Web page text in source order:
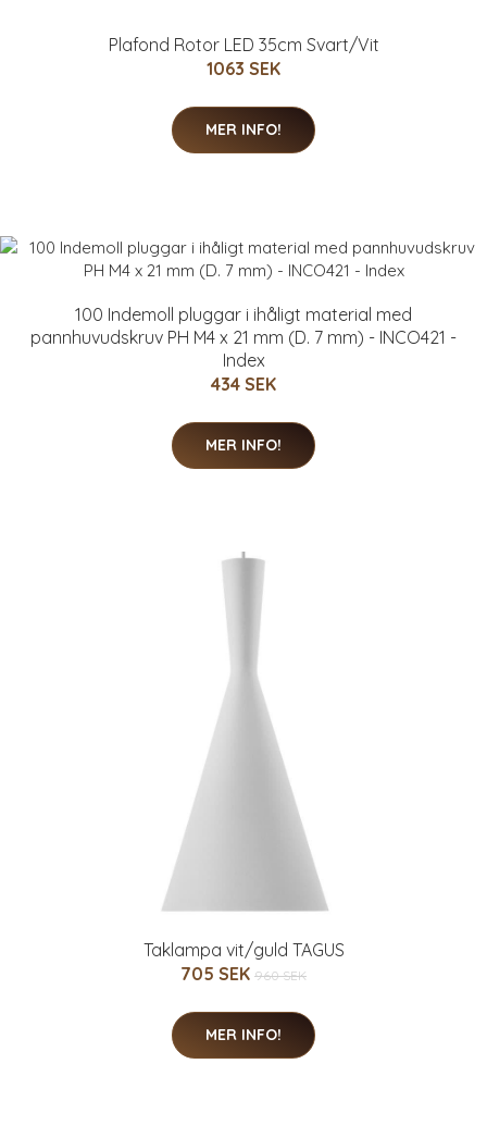
Plafond Rotor LED 35cm Svart/Vit
1063 SEK
MER INFO!
100 Indemoll pluggar i ihåligt material med
pannhuvudskruv PH M4 x 21 mm (D. 7 mm) - INCO421 -
Index
434 SEK
MER INFO!
Taklampa vit/guld TAGUS
705 SEK 960 SEK
MER INFO!